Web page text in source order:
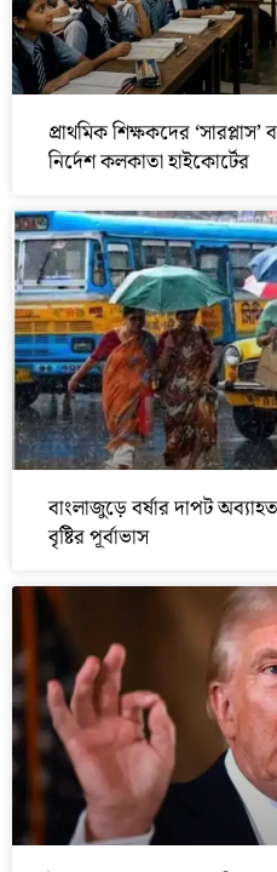
প্রাথমিক শিক্ষকদের ‘সারপ্লাস’
নির্দেশ কলকাতা হাইকোর্টের
বাংলাজুড়ে বর্ষার দাপট
বৃষ্টির পূর্বাভাস